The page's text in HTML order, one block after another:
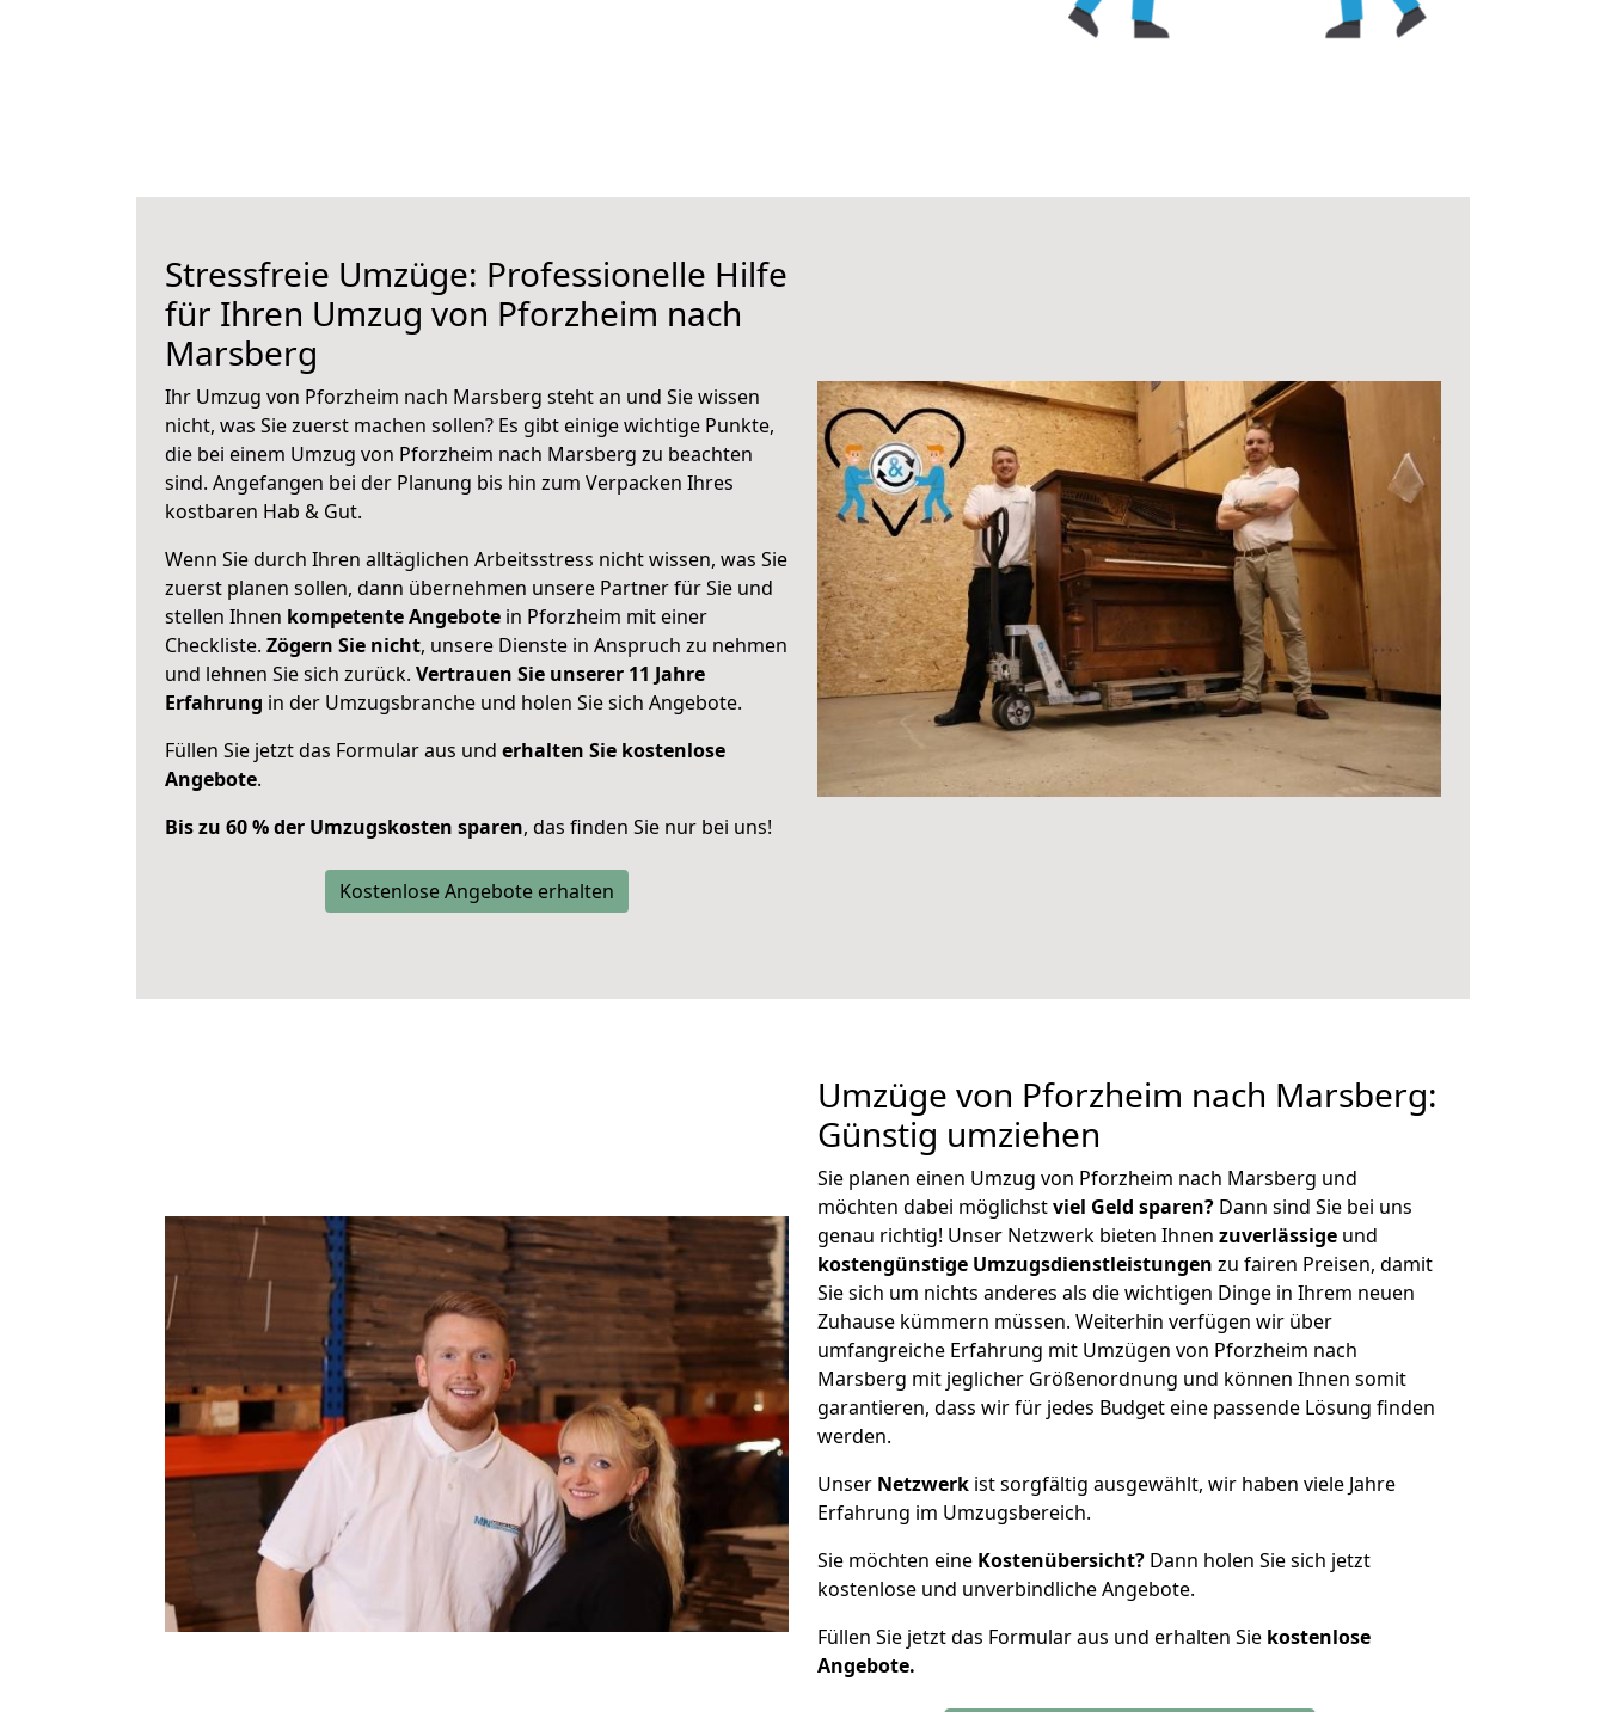
Stressfreie Umzüge: Professionelle Hilfe
für Ihren Umzug von Pforzheim nach
Marsberg
Ihr Umzug von Pforzheim nach Marsberg steht an und Sie wissen
nicht, was Sie zuerst machen sollen? Es gibt einige wichtige Punkte,
die bei einem Umzug von Pforzheim nach Marsberg zu beachten
sind. Angefangen bei der Planung bis hin zum Verpacken Ihres
kostbaren Hab & Gut.
Wenn Sie durch Ihren alltäglichen Arbeitsstress nicht wissen, was Sie
zuerst planen sollen, dann übernehmen unsere Partner für Sie und
stellen Ihnen kompetente Angebote in Pforzheim mit einer
Checkliste. Zögern Sie nicht, unsere Dienste in Anspruch zu nehmen
und lehnen Sie sich zurück. Vertrauen Sie unserer 11 Jahre
Erfahrung in der Umzugsbranche und holen Sie sich Angebote.
Füllen Sie jetzt das Formular aus und erhalten Sie kostenlose
Angebote.
Bis zu 60 % der Umzugskosten sparen, das finden Sie nur bei uns!
Kostenlose Angebote erhalten
Umzüge von Pforzheim nach Marsberg:
Günstig umziehen
Sie planen einen Umzug von Pforzheim nach Marsberg und
möchten dabei möglichstviel Geld sparen? Dann sind Sie bei uns
genau richtig! Unser Netzwerk bieten Ihnen zuverlässige und
kostengünstige Umzugsdienstleistungen zu fairen Preisen, damit
Sie sich um nichts anderes als die wichtigen Dinge in Ihrem neuen
Zuhause kümmern müssen. Weiterhin verfügen wir über
umfangreiche Erfahrung mit Umzügen von Pforzheim nach
Marsberg mit jeglicher Größenordnung und können Ihnen somit
garantieren, dass wir für jedes Budget eine passende Lösung finden
werden.
Unser Netzwerk ist sorgfältig ausgewählt, wir haben viele Jahre
Erfahrung im Umzugsbereich.
Sie möchten eine Kostenübersicht? Dann holen Sie sich jetzt
kostenlose und unverbindliche Angebote.
Füllen Sie jetzt das Formular aus und erhalten Sie kostenlose
Angebote.